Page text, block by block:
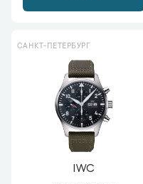
САНКТ-ПЕТЕРБУРГ
IWC